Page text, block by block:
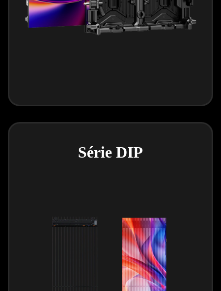
Série DIP